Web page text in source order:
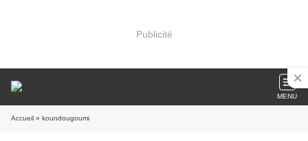
Publicité
MENU
Accueil » koundougoumi